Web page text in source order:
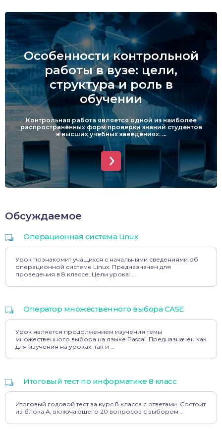
Особенности контрольной
работы в вузе: цели,
структура и роль в
обучении
Контрольная работа является одной из наиболее
распространённых форм проверки знаний студентов
в высших учебных заведениях. ...
Обсуждаемое
Операционная система Linux
Урок познакомит учащихся с начальными сведениями об
операционной системе Linux. Предназначен для
проведения в 8 классе. Цели урока: ...
Оператор множественного выбора CASE
Урок является продолжением изучения темы
множественного выбора на языке Pascal. Предназначен как
для изучения на уроках, так и ...
Итоговый тест по информатике 8 класс
Итоговый годовой тест за курс 8 класса с ответами. Состоит
из блока А, включающего 20 вопросов с выбором ...